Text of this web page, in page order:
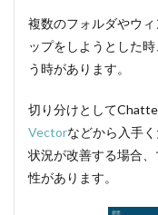
複数のフォルダやウ
ップをしようとした
う時があります。
切り分けとして
Vectorなどから入手
状況が改善する場合
性があります。